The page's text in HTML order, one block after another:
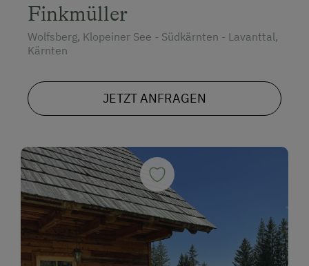
Finkmüller
Wolfsberg, Klopeiner See - Südkärnten - Lavanttal,
Kärnten
JETZT ANFRAGEN